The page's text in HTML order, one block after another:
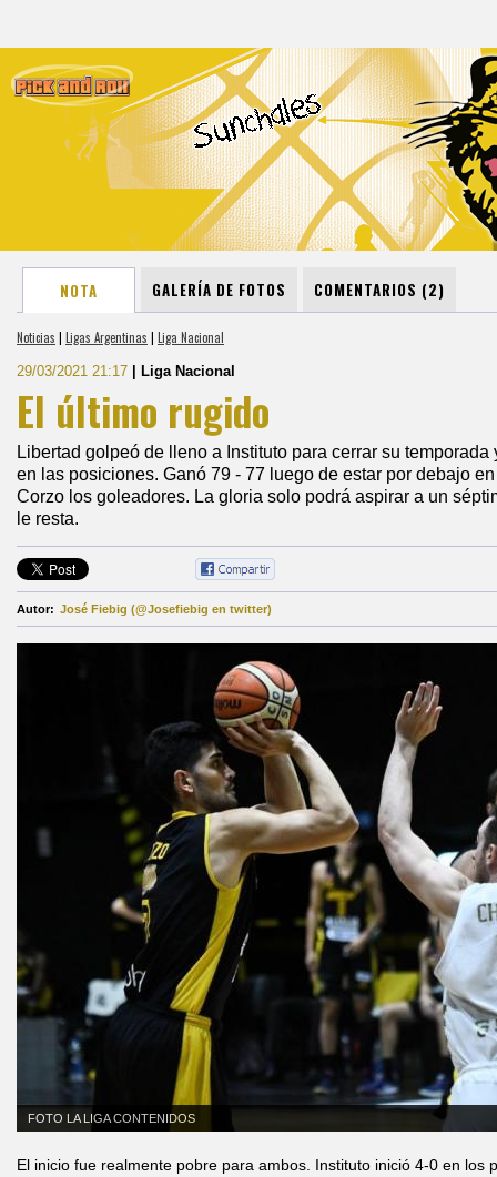
NOTA GALERÍA DE FOTOS COMENTARIOS (2)
Noticias | Ligas Argentinas | Liga Nacional
29/03/2021 21:17 | Liga Nacional
El último rugido
Libertad golpeó de lleno a Instituto para cerrar su
en las posiciones. Ganó 79 - 77 luego de estar por debajo
Corzo los goleadores. La gloria solo podrá aspirar a un
le resta.
Autor: José Fiebig (@Josefiebig en twitter)
FOTO LA LIGA CONTENIDOS
El inicio fue realmente pobre para ambos. Instituto inició 4-0 en los